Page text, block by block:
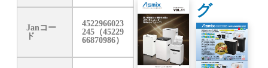
Janコー
ド
4522966023
245（45229
66870986）
グ